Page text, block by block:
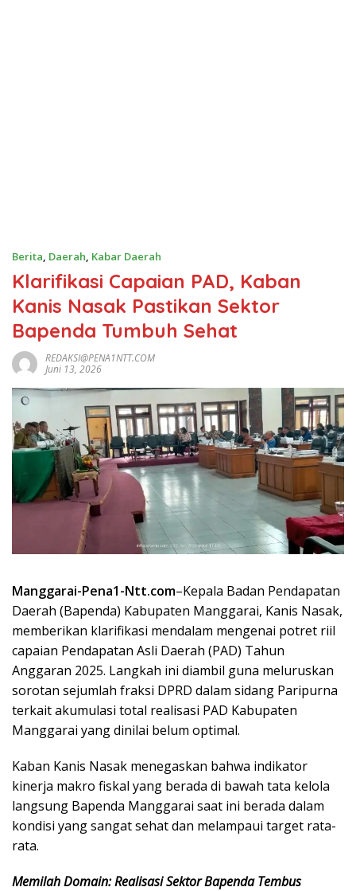
Berita Daerah Kabar Daerah
Klarifikasi Capaian PAD, Kaban
Kanis Nasak Pastikan Sektor
Bapenda Tumbuh Sehat
REDAKSI@PENA1NTT.COM
Juni 13, 2026
Manggarai-Pena1-Ntt.com–Kepala Badan Pendapatan
Daerah (Bapenda) Kabupaten Manggarai, Kanis Nasak,
memberikan klarifikasi mendalam mengenai potret riil
capaian Pendapatan Asli Daerah (PAD) Tahun
Anggaran 2025. Langkah ini diambil guna meluruskan
sorotan sejumlah fraksi DPRD dalam sidang Paripurna
terkait akumulasi total realisasi PAD Kabupaten
Manggarai yang dinilai belum optimal.
​Kaban Kanis Nasak menegaskan bahwa indikator
kinerja makro fiskal yang berada di bawah tata kelola
langsung Bapenda Manggarai saat ini berada dalam
kondisi yang sangat sehat dan melampaui target rata-
rata.
Memilah Domain: Realisasi Sektor Bapenda Tembus